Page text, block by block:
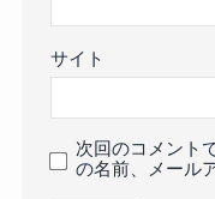
サイト
次回のコメント
の名前、メール